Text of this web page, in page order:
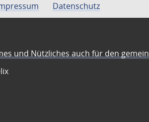
Datenschutz
und Nützliches auch für den